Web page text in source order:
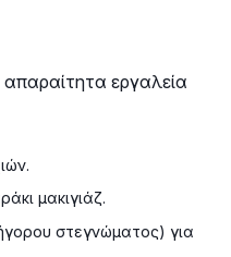
απαραίτητα εργαλεία
μακιγιάζ.
στεγνώματος) για